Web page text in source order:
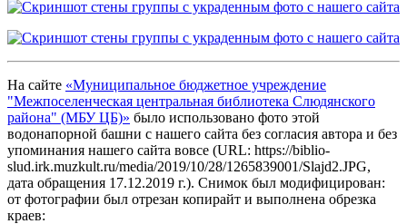
На сайте «Муниципальное бюджетное учреждение
"Межпоселенческая центральная библиотека Слюдянского
района" (МБУ ЦБ)» было использовано фото этой
водонапорной башни с нашего сайта без согласия автора и без
упоминания нашего сайта вовсе (URL: https://biblio-
slud.irk.muzkult.ru/media/2019/10/28/1265839001/Slajd2.JPG,
дата обращения 17.12.2019 г.). Снимок был модифицирован:
от фотографии был отрезан копирайт и выполнена обрезка
краев: